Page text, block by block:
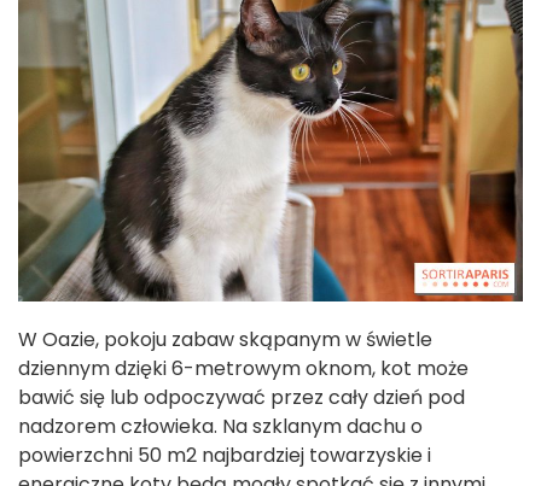
W Oazie, pokoju zabaw skąpanym w świetle
dziennym dzięki 6-metrowym oknom, kot może
bawić się lub odpoczywać przez cały dzień pod
nadzorem człowieka. Na szklanym dachu o
powierzchni 50 m2 najbardziej towarzyskie i